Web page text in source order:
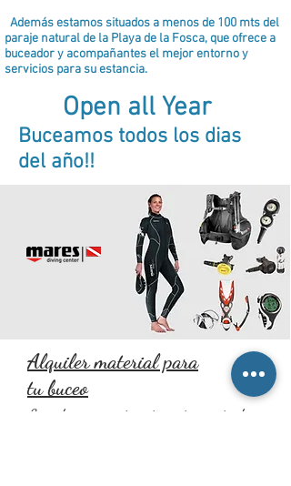
Además estamos situados a menos de 100 mts del
paraje natural de la Playa de la Fosca, que ofrece a
buceador y acompañantes el mejor entorno y
servicios para su estancia.
Open all Year
Buceamos todos los dias
del año!!
Alquiler material para
tu buceo
Si no dispones o no te apetece ir transportando